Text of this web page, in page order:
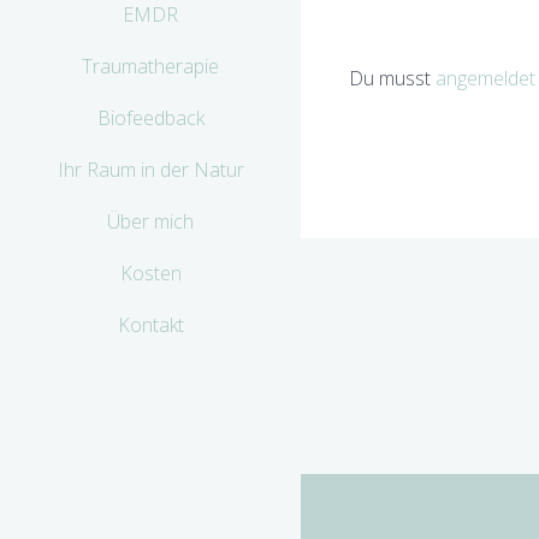
EMDR
Traumatherapie
Biofeedback
Ihr Raum in der Natur
Über mich
Kosten
Kontakt
Du musst angemeldet